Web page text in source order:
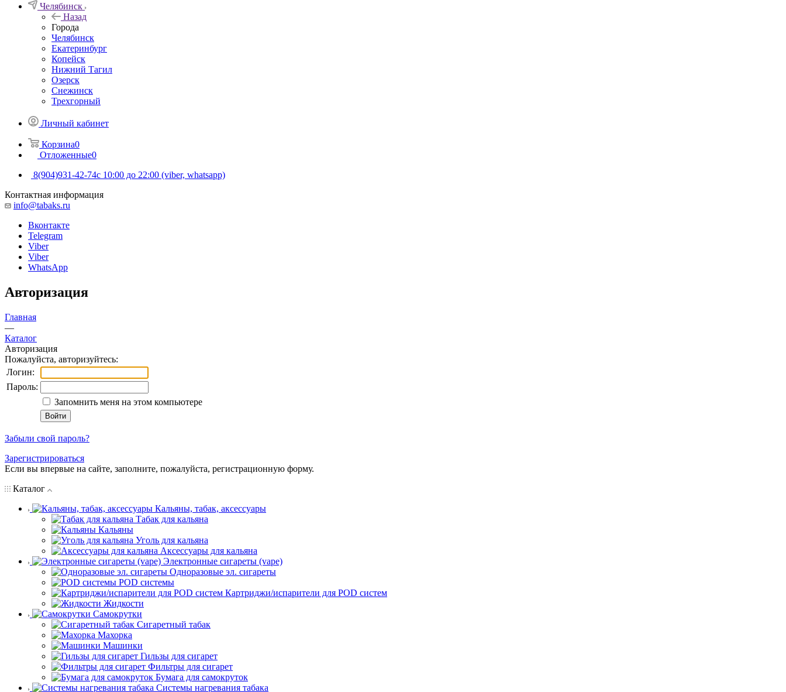
Челябинск
Назад
Города
Челябинск
Екатеринбург
Копейск
Нижний Тагил
Озерск
Снежинск
Трехгорный
Личный кабинет
Корзина0
Отложенные0
8(904)931-42-74с 10:00 до 22:00 (viber, whatsapp)
Контактная информация
info@tabaks.ru
Вконтакте
Telegram
Viber
Viber
WhatsApp
Авторизация
Главная
—
Каталог
Авторизация
Пожалуйста, авторизуйтесь:
Логин:
Пароль:
Запомнить меня на этом компьютере
Забыли свой пароль?
Зарегистрироваться
Если вы впервые на сайте, заполните, пожалуйста, регистрационную форму.
Каталог
Кальяны, табак, аксессуары
Табак для кальяна
Кальяны
Уголь для кальяна
Аксессуары для кальяна
Электронные сигареты (vape)
Одноразовые эл. сигареты
POD системы
Картриджи/испарители для POD систем
Жидкости
Самокрутки
Сигаретный табак
Махорка
Машинки
Гильзы для сигарет
Фильтры для сигарет
Бумага для самокруток
Системы нагревания табака